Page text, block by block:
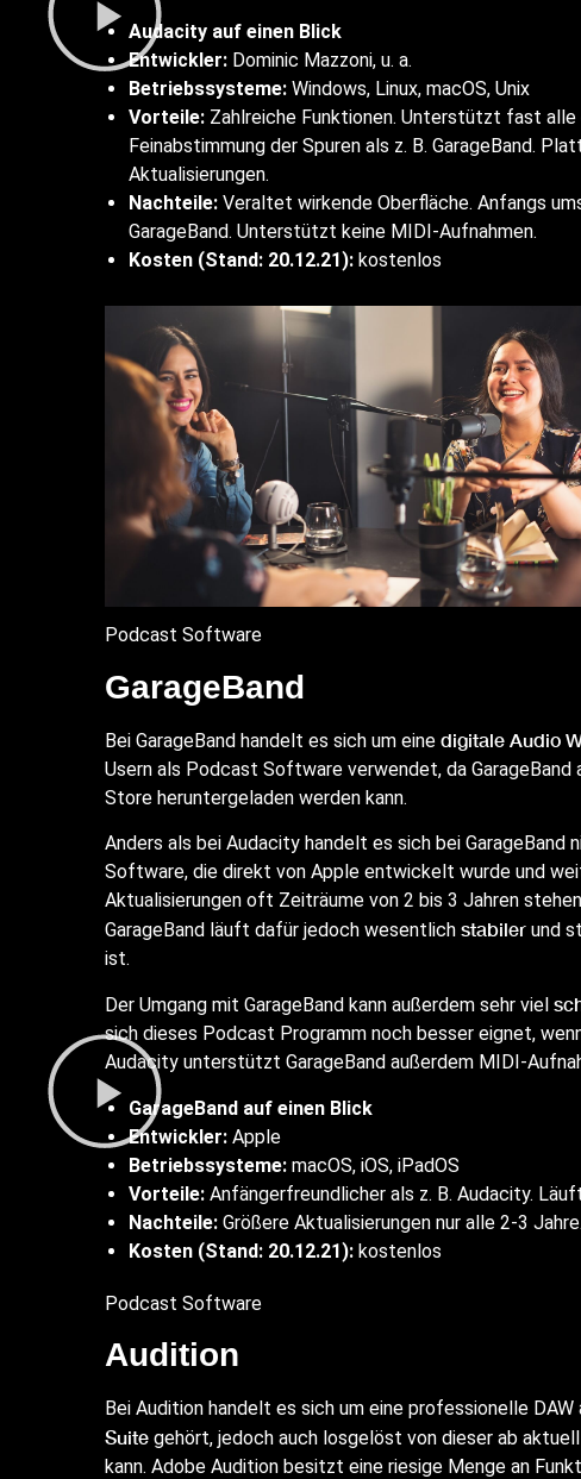
Audacity auf einen Blick
Entwickler: Dominic Mazzoni, u. a.
Betriebssysteme: Windows, Linux, macOS, Unix
Vorteile: Zahlreiche Funktionen. Unterstützt fast
Feinabstimmung der Spuren als z. B. GarageBand.
Aktualisierungen.
Nachteile: Veraltet wirkende Oberfläche. Anfangs
GarageBand. Unterstützt keine MIDI-Aufnahmen.
Kosten (Stand: 20.12.21): kostenlos
Podcast Software
GarageBand
Bei GarageBand handelt es sich um eine digitale Audio
Usern als Podcast Software verwendet, da
Store heruntergeladen werden kann.
Anders als bei Audacity handelt es sich bei GarageBand
Software, die direkt von Apple entwickelt wurde und
Aktualisierungen oft Zeiträume von 2 bis 3 Jahren
GarageBand läuft dafür jedoch wesentlich stabiler und
ist.
Der Umgang mit GarageBand kann außerdem sehr viel
sich dieses Podcast Programm noch besser eignet,
Audacity unterstützt GarageBand außerdem MIDI-
GarageBand auf einen Blick
Entwickler: Apple
Betriebssysteme: macOS, iOS, iPadOS
Vorteile: Anfängerfreundlicher als z. B. Audacity.
Nachteile: Größere Aktualisierungen nur alle 2-3
Kosten (Stand: 20.12.21): kostenlos
Podcast Software
Audition
Bei Audition handelt es sich um eine professionelle
Suite gehört, jedoch auch losgelöst von dieser ab aktuell
kann. Adobe Audition besitzt eine riesige Menge an